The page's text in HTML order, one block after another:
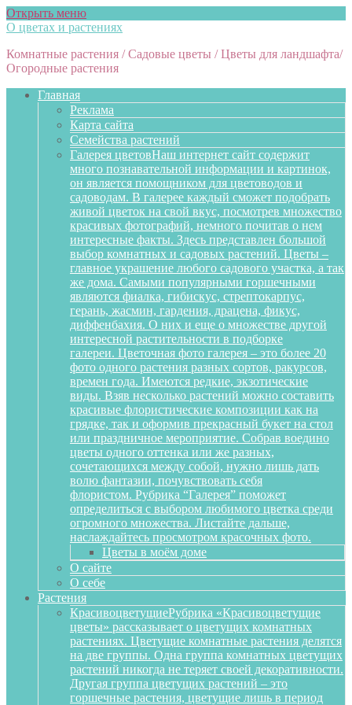
Открыть меню
О цветах и растениях
Комнатные растения / Садовые цветы / Цветы для ландшафта/
Огородные растения
Главная
Реклама
Карта сайта
Семейства растений
Галерея цветовНаш интернет сайт содержит
много познавательной информации и картинок,
он является помощником для цветоводов и
садоводам. В галерее каждый сможет подобрать
живой цветок на свой вкус, посмотрев множество
красивых фотографий, немного почитав о нем
интересные факты. Здесь представлен большой
выбор комнатных и садовых растений. Цветы –
главное украшение любого садового участка, а так
же дома. Самыми популярными горшечными
являются фиалка, гибискус, стрептокарпус,
герань, жасмин, гардения, драцена, фикус,
диффенбахия. О них и еще о множестве другой
интересной растительности в подборке
галереи. Цветочная фото галерея – это более 20
фото одного растения разных сортов, ракурсов,
времен года. Имеются редкие, экзотические
виды. Взяв несколько растений можно составить
красивые флористические композиции как на
грядке, так и оформив прекрасный букет на стол
или праздничное мероприятие. Собрав воедино
цветы одного оттенка или же разных,
сочетающихся между собой, нужно лишь дать
волю фантазии, почувствовать себя
флористом. Рубрика “Галерея” поможет
определиться с выбором любимого цветка среди
огромного множества. Листайте дальше,
наслаждайтесь просмотром красочных фото.
Цветы в моём доме
О сайте
О себе
Растения
КрасивоцветущиеРубрика «Красивоцветущие
цветы» рассказывает о цветущих комнатных
растениях. Цветущие комнатные растения делятся
на две группы. Одна группа комнатных цветущих
растений никогда не теряет своей декоративности.
Другая группа цветущих растений – это
горшечные растения, цветущие лишь в период